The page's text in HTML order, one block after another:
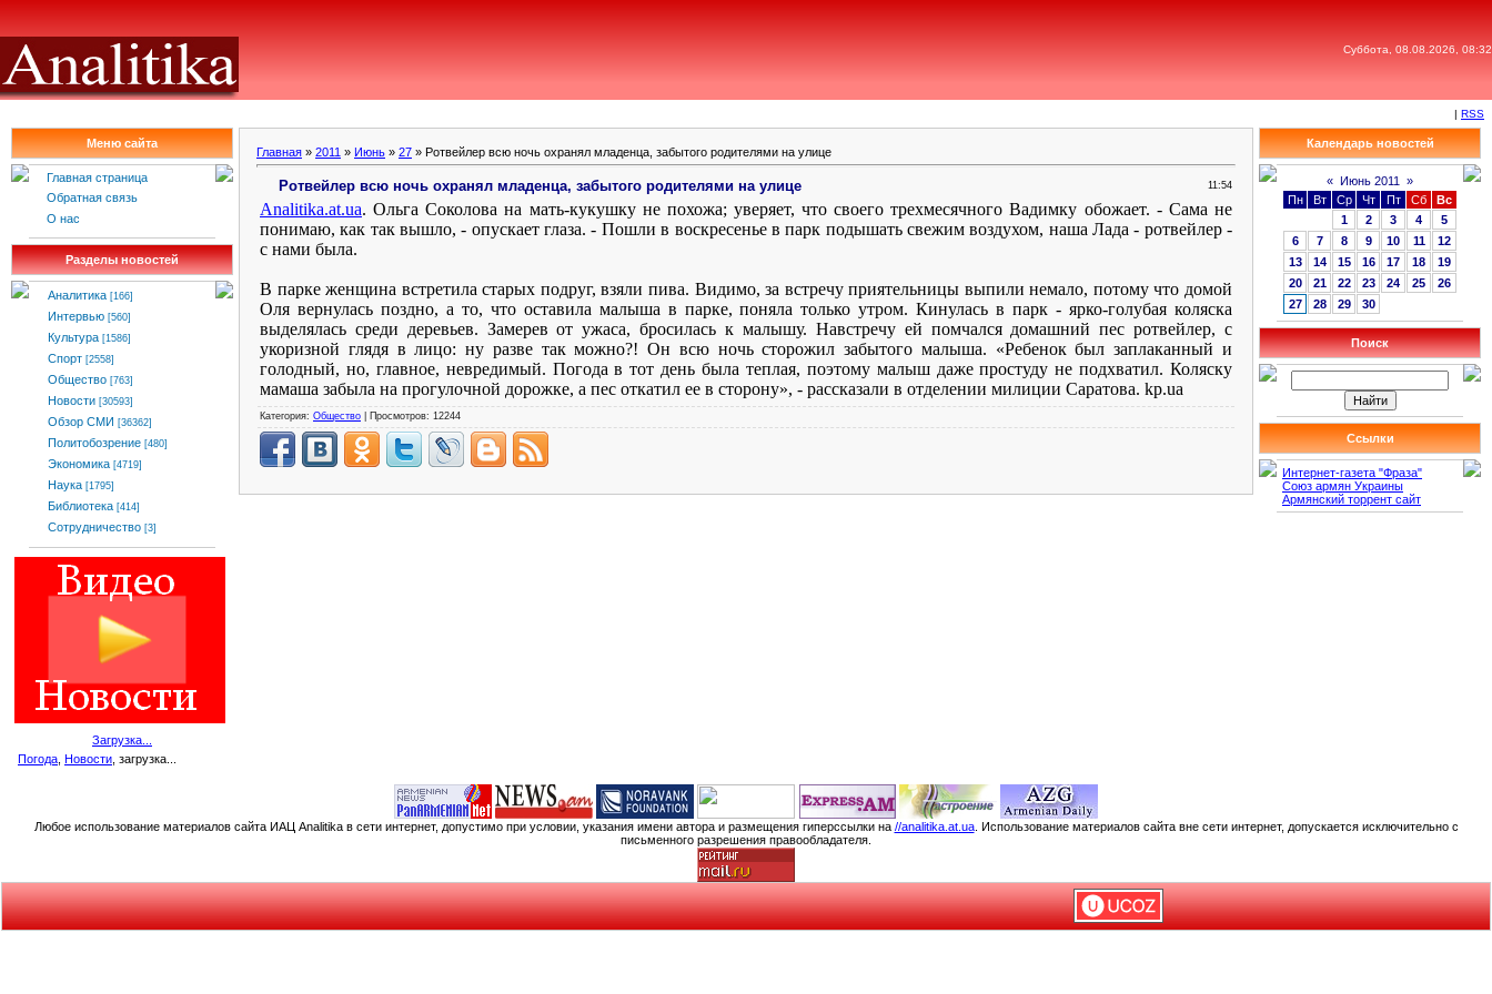
Суббота, 08.08.2026, 08:32
| RSS
Меню сайта
Главная страница
Обратная связь
О нас
Разделы новостей
Аналитика [166]
Интервью [560]
Культура [1586]
Спорт [2558]
Общество [763]
Новости [30593]
Обзор СМИ [36362]
Политобозрение [480]
Экономика [4719]
Наука [1795]
Библиотека [414]
Сотрудничество [3]
Загрузка...
Погода Новости , загрузка...
Главная » 2011 » Июнь » 27 » Ротвейлер всю ночь охранял младенца, забытого родителями на улице
Ротвейлер всю ночь охранял младенца, забытого родителями на улице 11:54
Analitika.at.ua. Ольга Соколова на мать-кукушку не похожа; уверяет, что своего трехмесячного Вадимку обожает. - Сама не
понимаю, как так вышло, - опускает глаза. - Пошли в воскресенье в парк подышать свежим воздухом, наша Лада - ротвейлер -
с нами была.
В парке женщина встретила старых подруг, взяли пива. Видимо, за встречу приятельницы выпили немало, потому что домой
Оля вернулась поздно, а то, что оставила малыша в парке, поняла только утром. Кинулась в парк - ярко-голубая коляска
выделялась среди деревьев. Замерев от ужаса, бросилась к малышу. Навстречу ей помчался домашний пес ротвейлер, с
укоризной глядя в лицо: ну разве так можно?! Он всю ночь сторожил забытого малыша. «Ребенок был заплаканный и
голодный, но, главное, невредимый. Погода в тот день была теплая, поэтому малыш даже простуду не подхватил. Коляску
мамаша забыла на прогулочной дорожке, а пес откатил ее в сторону», - рассказали в отделении милиции Саратова. kp.ua
Категория: Общество | Просмотров: 12244
Календарь новостей
« Июнь 2011
»
Пн
Вт Ср Чт Пт Сб
Вс
1
2 3 4
5
6
7 8 9 10 11
12
13
14 15 16 17 18
19
20
21 22 23 24 25
26
27
28 29 30
Поиск
Ссылки
Интернет-газета "Фраза"
Союз армян Украины
Армянский торрент сайт
Любое использование материалов сайта ИАЦ Analitika в сети интернет, допустимо при условии, указания имени автора и размещения гиперссылки на //analitika.at.ua. Использование материалов сайта вне сети интернет, допускается исключительно с
письменного разрешения правообладателя.